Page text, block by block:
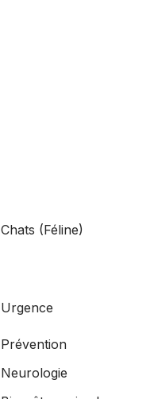
Chats (Féline)
Urgence
Prévention
Neurologie